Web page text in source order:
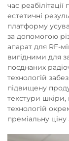
час
естетичні
платформу
за допомогою
апарат для RF-
вигідними для
поєднаних
технологій
підвищену
текстури
технологій
преміальну ціну